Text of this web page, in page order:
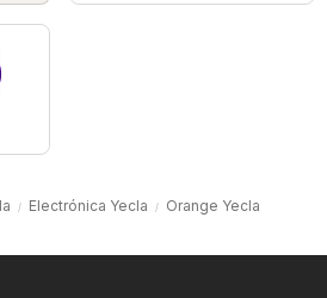
Electrónica Yecla Orange Yecla